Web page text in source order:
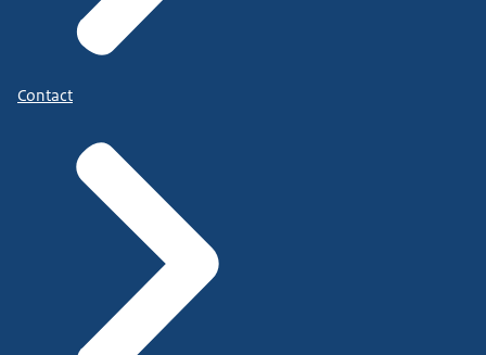
Contact